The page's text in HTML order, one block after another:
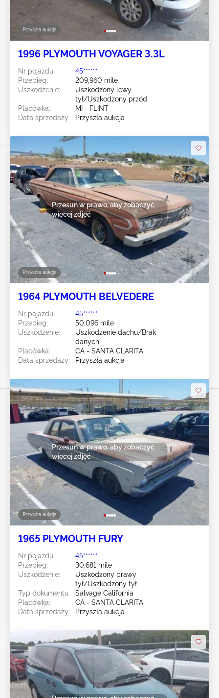
Przyszła aukcja
1996 PLYMOUTH VOYAGER 3.3L
Nr pojazdu:
45******
Przebieg:
209,960 mile
Uszkodzenie:
Uszkodzony lewy
tył/Uszkodzony przód
Placówka:
MI - FLINT
Data sprzedaży:
Przyszła aukcja
Przyszła aukcja
Przesuń w prawo, aby zobaczyć
więcej zdjęć
1964 PLYMOUTH BELVEDERE
Nr pojazdu:
45******
Przebieg:
50,096 mile
Uszkodzenie:
Uszkodzenie dachu/Brak
danych
Placówka:
CA - SANTA CLARITA
Data sprzedaży:
Przyszła aukcja
Przyszła aukcja
Przesuń w prawo, aby zobaczyć
więcej zdjęć
1965 PLYMOUTH FURY
Nr pojazdu:
45******
Przebieg:
30,681 mile
Uszkodzenie:
Uszkodzony prawy
tył/Uszkodzony tył
Typ dokumentu:
Salvage California
Placówka:
CA - SANTA CLARITA
Data sprzedaży:
Przyszła aukcja